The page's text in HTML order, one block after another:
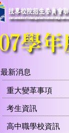
最新消息
重大變革事項
考生資訊
高中職學校資訊